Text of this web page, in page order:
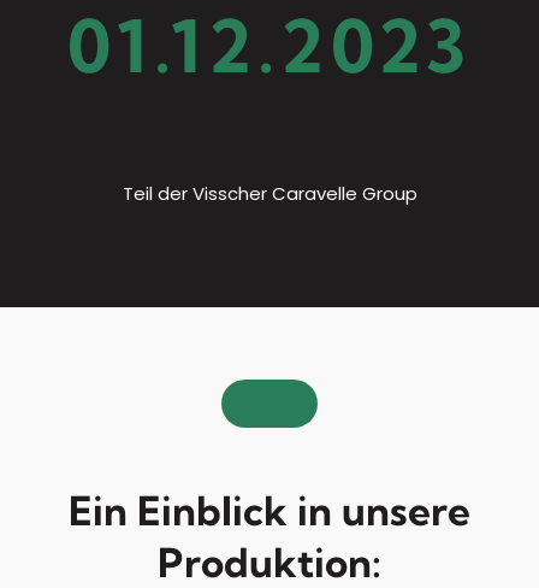
01.12.2023
Teil der Visscher Caravelle Group
Ein Einblick in unsere
Produktion: